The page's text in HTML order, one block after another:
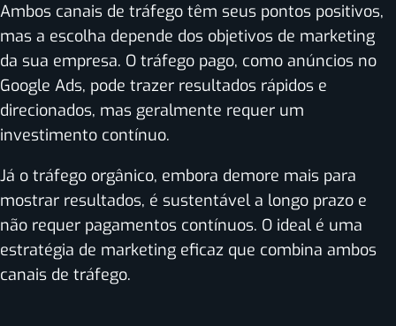
Ambos canais de tráfego têm seus pontos positivos,
mas a escolha depende dos objetivos de marketing
da sua empresa. O tráfego pago, como anúncios no
Google Ads, pode trazer resultados rápidos e
direcionados, mas geralmente requer um
investimento contínuo.
Já o tráfego orgânico, embora demore mais para
mostrar resultados, é sustentável a longo prazo e
não requer pagamentos contínuos. O ideal é uma
estratégia de marketing eficaz que combina ambos
canais de tráfego.